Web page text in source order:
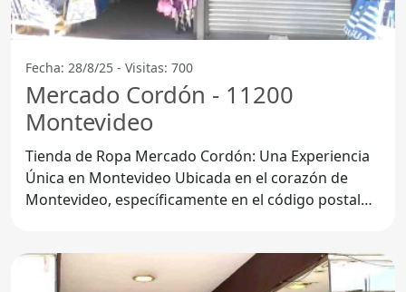
Fecha: 28/8/25 - Visitas: 700
Mercado Cordón - 11200
Montevideo
Tienda de Ropa Mercado Cordón: Una Experiencia
Única en Montevideo Ubicada en el corazón de
Montevideo, específicamente en el código postal